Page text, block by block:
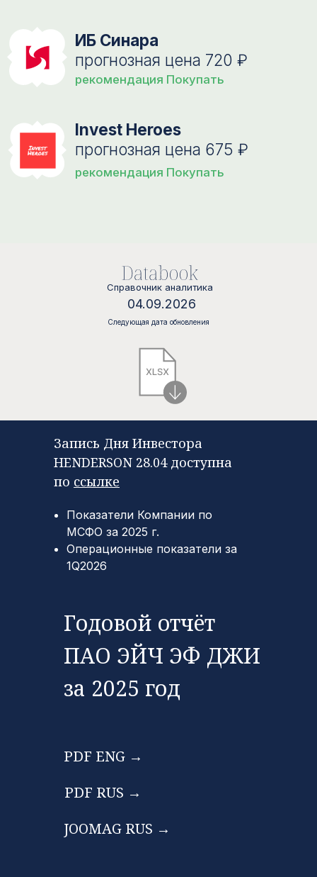
Справочник аналитика
Следующая дата обновления
04.09.2026
Запись Дня Инвестора
HENDERSON 28.04 доступна
по ссылке
Показатели Компании по
МСФО за 2025 г.
Операционные показатели за
1Q2026
Годовой отчёт
ПАО ЭЙЧ ЭФ ДЖИ
за 2025 год
PDF RUS →
PDF ENG →
JOOMAG RUS →
испытывал удовольствие от того,
что носит нашу одежду
НАША МИССИЯ —
повысить качество
его жизни.
Нам важно, чтобы клиент
от того, что носит нашу одежду